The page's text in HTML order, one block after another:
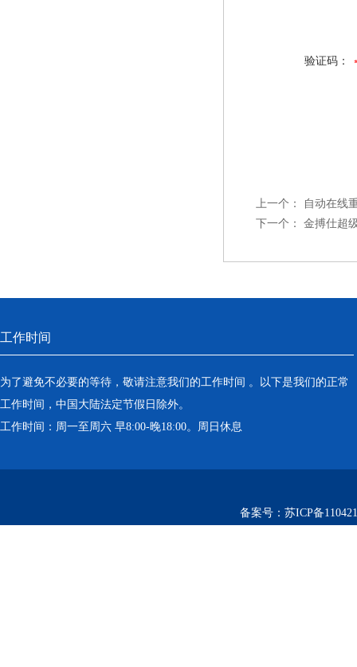
验证码：
上一个：
自动在线
下一个：
金搏仕超
工作时间
为了避免不必要的等待，敬请注意我们的工作时间 。以下是我们的正常
工作时间，中国大陆法定节假日除外。
工作时间：周一至周六 早8:00-晚18:00。周日休息
备案号： 苏ICP备